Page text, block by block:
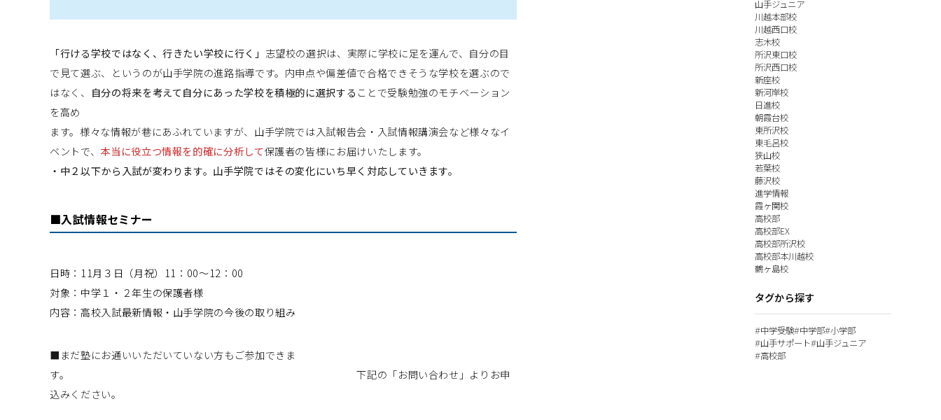
「行ける学校ではなく、行きたい学校に行く」 志望校の選択は、実際に学校に足を運んで、自分の目
で見て選ぶ、というのが山手学院の進路指導です。内申点や偏差値で合格できそうな学校を選ぶので
はなく、 自分の将来を考えて自分にあった学校を積極的に選択する ことで受験勉強のモチベーション
を高め
ます。様々な情報が巷にあふれていますが、山手学院では入試報告会・入試情報講演会など様々なイ
ベントで、 本当に役立つ情報を的確に分析して保護者の皆様にお届けいたします。
・中２以下から入試が変わります。山手学院ではその変化にいち早く対応していきます。
■入試情報セミナー
日時：11月３日（月祝）11：00～12：00
対象：中学１・２年生の保護者様
内容：高校入試最新情報・山手学院の今後の取り組み
■まだ塾にお通いいただいていない方もご参加できま
す。 下記の「お問い合わせ」よりお申
込みください。
山手ジュニア
川越本部校
川越西口校
志木校
所沢東口校
所沢西口校
新座校
新河岸校
日進校
朝霞台校
東所沢校
東毛呂校
狭山校
若葉校
藤沢校
進学情報
霞ヶ関校
高校部
高校部EX
高校部所沢校
高校部本川越校
鶴ヶ島校
タグから探す
#中学受験#中学部#小学部
#山手サポート#山手ジュニア
#高校部